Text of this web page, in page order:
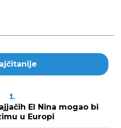
1.
El Nina mogao bi
u Europi